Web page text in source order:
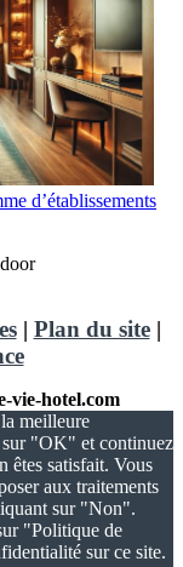
d’établissements
| Plan du site|
vie-hotel.com
meilleure
sur "OK" et continuez
êtes satisfait. Vous
aux traitements
sur "Non".
"Politique de
sur ce site.